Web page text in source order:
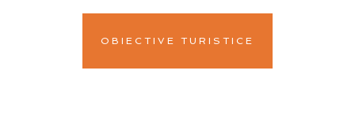
OBIECTIVE TURISTICE